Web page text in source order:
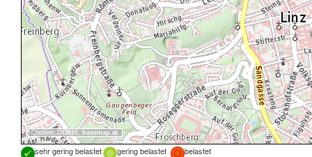
Quellen:DORIS, basemap.at
sehr gering belastet gering belastet
belastet